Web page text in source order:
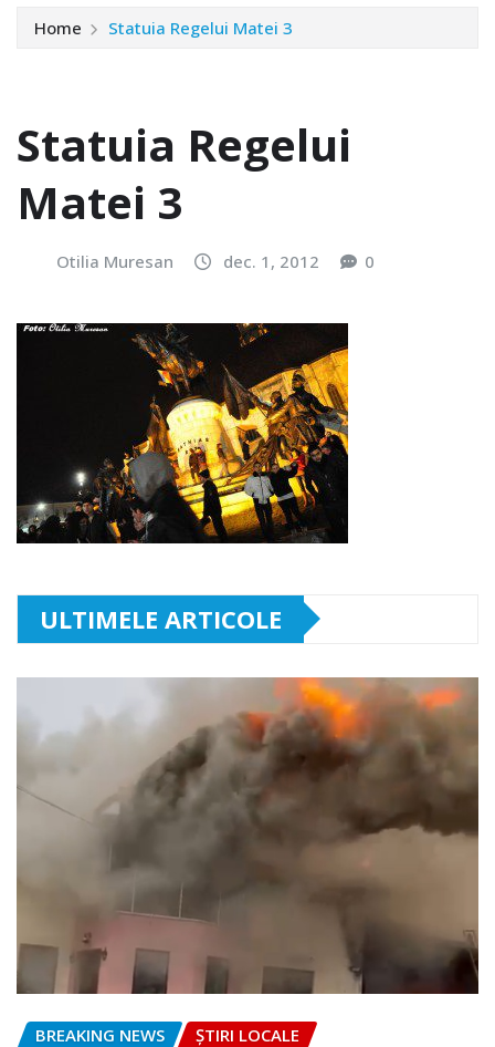
Home Statuia Regelui Matei 3
Statuia Regelui
Matei 3
Otilia Muresan dec. 1, 2012 0
ULTIMELE ARTICOLE
BREAKING NEWS ȘTIRI LOCALE